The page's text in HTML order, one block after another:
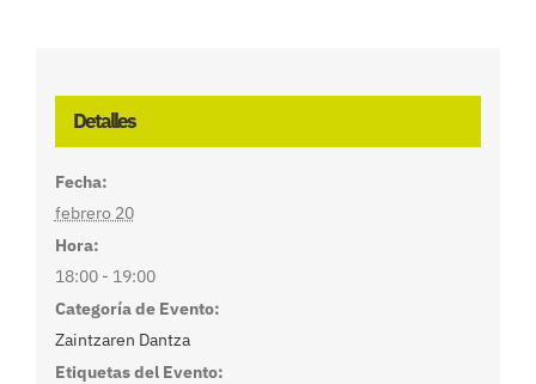
Detalles
Fecha:
febrero 20
Hora:
18:00 - 19:00
Categoría de Evento:
Zaintzaren Dantza
Etiquetas del Evento: